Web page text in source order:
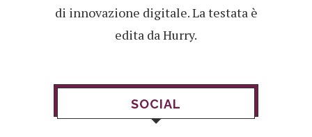
di innovazione digitale. La testata è
edita da Hurry.
SOCIAL